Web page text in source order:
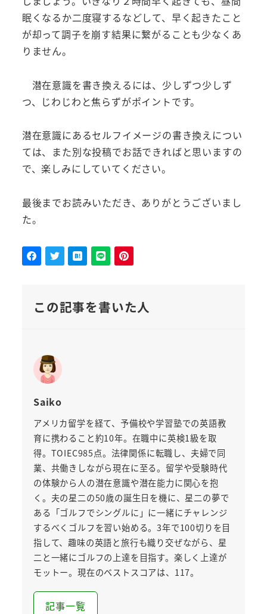
眠くなるか二度寝するなどして、早く起きたこと
が却って調子を崩す結果に繋がることも少なくあ
りません。
潜在意識を書き換えるには、少しずつ少しず
つ、じわじわと焦らずがポイントです。
潜在意識にあるセルフイメージの書き換えについ
ては、また別な投稿でお話できればと思いますの
で、楽しみにしていてください。
最後までお読みいただき、ありがとうございまし
た。
この記事を書いた人
Saiko
アメリカ留学を経て、予備校や学習塾での英語教
育に携わること約10年。在職中に英検1級を取
得。TOIEC985点。法律関係に転職し、夫婦で同
業、共働きしながら現在に至る。留学や受験時代
の体験から人の潜在意識や潜在能力に関心を抱
く。夫の星二の50歳の誕生日を機に、星二の夢で
ある「ゴルフでシングルに」に一緒にチャレンジ
するべくゴルフを習い始める。3年で100切りを目
指して、趣味の英語と旅行も織り交ぜながら、星
二と一緒にゴルフの上達を目指す。楽しく上達が
モットー。現在のベストスコアは、117。
記事一覧